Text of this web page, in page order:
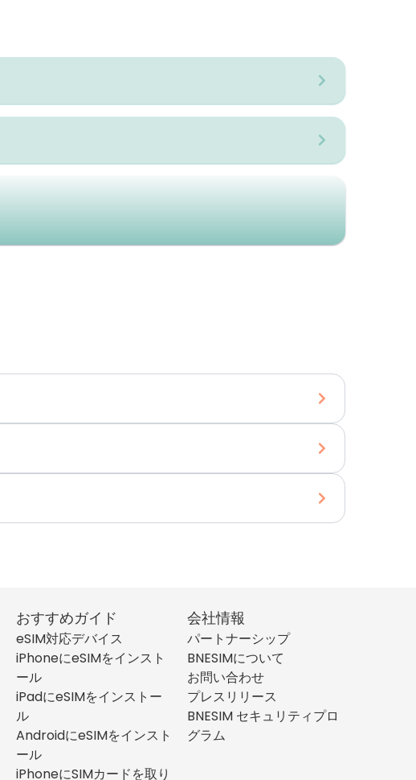
おすすめガイド
eSIM対応デバイス
iPhoneにeSIMをインスト
ール
iPadにeSIMをインストー
ル
AndroidにeSIMをインスト
ール
iPhoneにSIMカードを取り
会社情報
パートナーシップ
BNESIMについて
お問い合わせ
プレスリリース
BNESIM セキュリティプロ
グラム